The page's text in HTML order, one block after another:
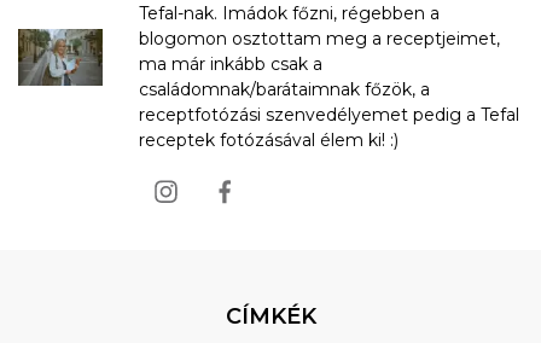
Tefal-nak. Imádok főzni, régebben a
blogomon osztottam meg a receptjeimet,
ma már inkább csak a
családomnak/barátaimnak főzök, a
receptfotózási szenvedélyemet pedig a Tefal
receptek fotózásával élem ki! :)
CÍMKÉK